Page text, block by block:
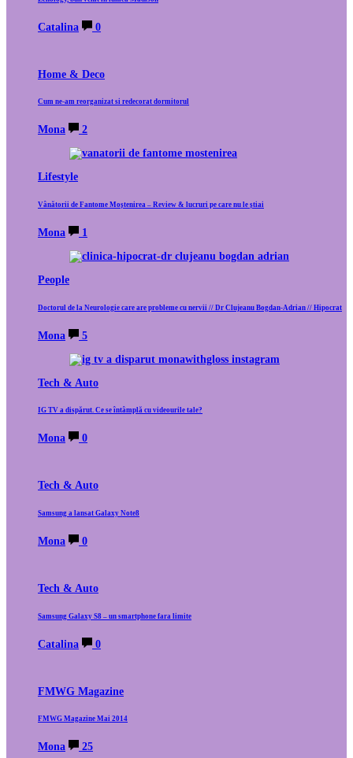
Catalina 0
Home & Deco
Cum ne-am reorganizat si redecorat dormitorul
Mona 2
Lifestyle
Vânătorii de Fantome Moștenirea – Review & lucruri pe care nu le știai
Mona 1
People
Doctorul de la Neurologie care are probleme cu nervii // Dr Clujeanu Bogdan-Adrian // Hipocrat
Mona 5
Tech & Auto
IG TV a dispărut. Ce se întâmplă cu videourile tale?
Mona 0
Tech & Auto
Samsung a lansat Galaxy Note8
Mona 0
Tech & Auto
Samsung Galaxy S8 – un smartphone fara limite
Catalina 0
FMWG Magazine
FMWG Magazine Mai 2014
Mona 25